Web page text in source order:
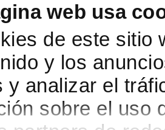
web usa
de este sitio
y los
y analizar el
sobre el uso